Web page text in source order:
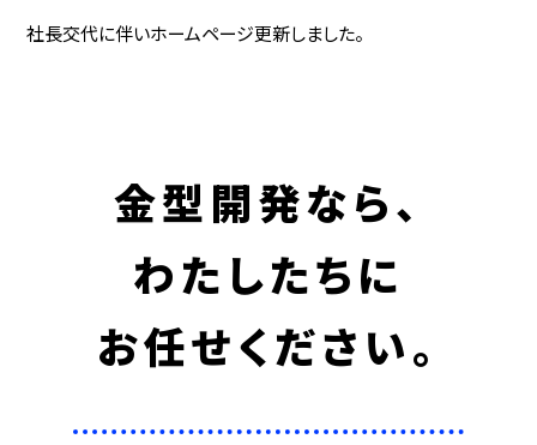
ホームページのサイトをオープンしました。
金型開発なら、
わたしたちに
お任せください。